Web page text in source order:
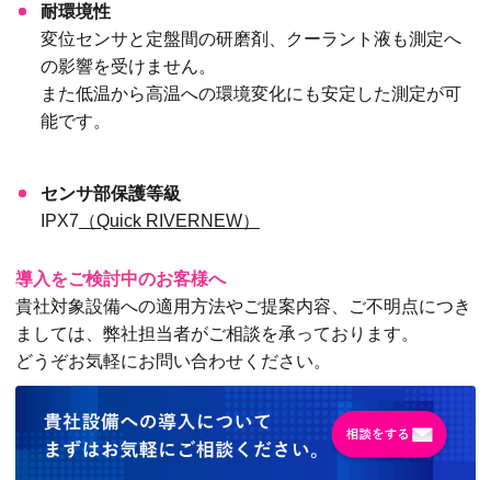
耐環境性
変位センサと定盤間の研磨剤、クーラント液も測定へ
の影響を受けません。
また低温から高温への環境変化にも安定した測定が可
能です。
センサ部保護等級
IPX7 （Quick RIVERNEW）
導入をご検討中のお客様へ
貴社対象設備への適用方法やご提案内容、ご不明点につき
ましては、弊社担当者がご相談を承っております。
どうぞお気軽にお問い合わせください。